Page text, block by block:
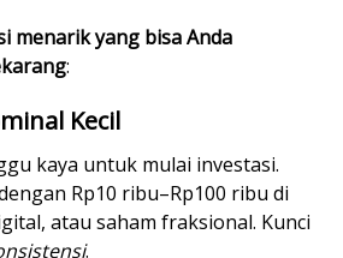
menarik yang bisa Anda
:
Kecil
kaya untuk mulai investasi.
Rp10 ribu–Rp100 ribu di
atau saham fraksional. Kunci
.